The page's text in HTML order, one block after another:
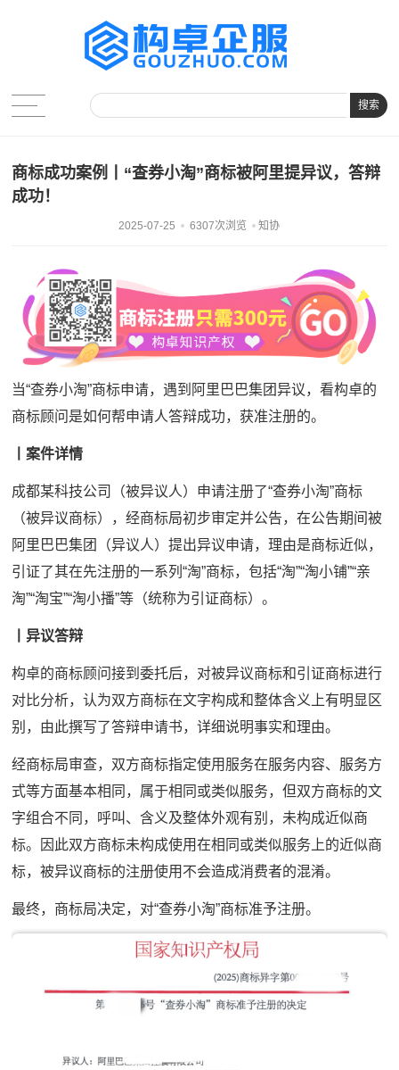
搜索
商标成功案例丨“查券小淘”商标被阿里提异议，答辩
成功！
2025-07-25 6307次浏览 知协
当“查券小淘”商标申请，遇到阿里巴巴集团异议，看构卓的
商标顾问是如何帮申请人答辩成功，获准注册的。
丨案件详情
成都某科技公司（被异议人）申请注册了“查券小淘”商标
（被异议商标），经商标局初步审定并公告，在公告期间被
阿里巴巴集团（异议人）提出异议申请，理由是商标近似，
引证了其在先注册的一系列“淘”商标，包括“淘”“淘小铺”“亲
淘”“淘宝”“淘小播”等（统称为引证商标）。
丨异议答辩
构卓的商标顾问接到委托后，对被异议商标和引证商标进行
对比分析，认为双方商标在文字构成和整体含义上有明显区
别，由此撰写了答辩申请书，详细说明事实和理由。
经商标局审查，双方商标指定使用服务在服务内容、服务方
式等方面基本相同，属于相同或类似服务，但双方商标的文
字组合不同，呼叫、含义及整体外观有别，未构成近似商
标。因此双方商标未构成使用在相同或类似服务上的近似商
标，被异议商标的注册使用不会造成消费者的混淆。
最终，商标局决定，对“查券小淘”商标准予注册。